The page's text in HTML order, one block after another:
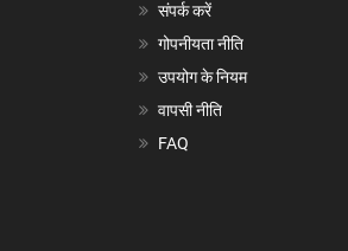
संपर्क करें
गोपनीयता नीति
उपयोग के नियम
वापसी नीति
FAQ